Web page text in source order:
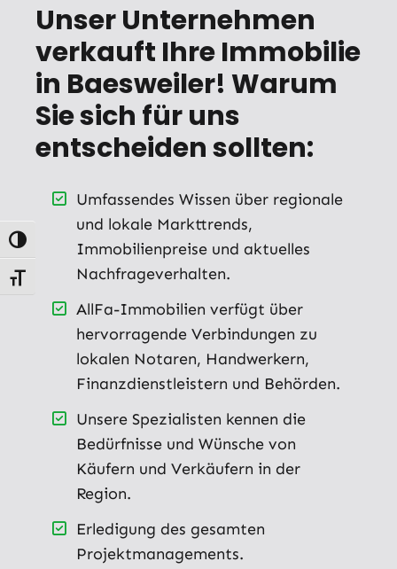
Umschalten auf hohe Kontraste
Schrift vergrößern
Unser Unternehmen
verkauft Ihre Immobilie
in Baesweiler! Warum
Sie sich für uns
entscheiden sollten:
Umfassendes Wissen über regionale
und lokale Markttrends,
Immobilienpreise und aktuelles
Nachfrageverhalten.
AllFa-Immobilien verfügt über
hervorragende Verbindungen zu
lokalen Notaren, Handwerkern,
Finanzdienstleistern und Behörden.
Unsere Spezialisten kennen die
Bedürfnisse und Wünsche von
Käufern und Verkäufern in der
Region.
Erledigung des gesamten
Projektmanagements.